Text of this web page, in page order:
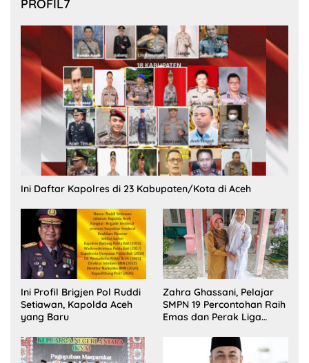
PROFIL7
Ini Daftar Kapolres di 23 Kabupaten/Kota di Aceh
Ini Profil Brigjen Pol Ruddi
Setiawan, Kapolda Aceh
yang Baru
Zahra Ghassani, Pelajar
SMPN 19 Percontohan Raih
Emas dan Perak Liga